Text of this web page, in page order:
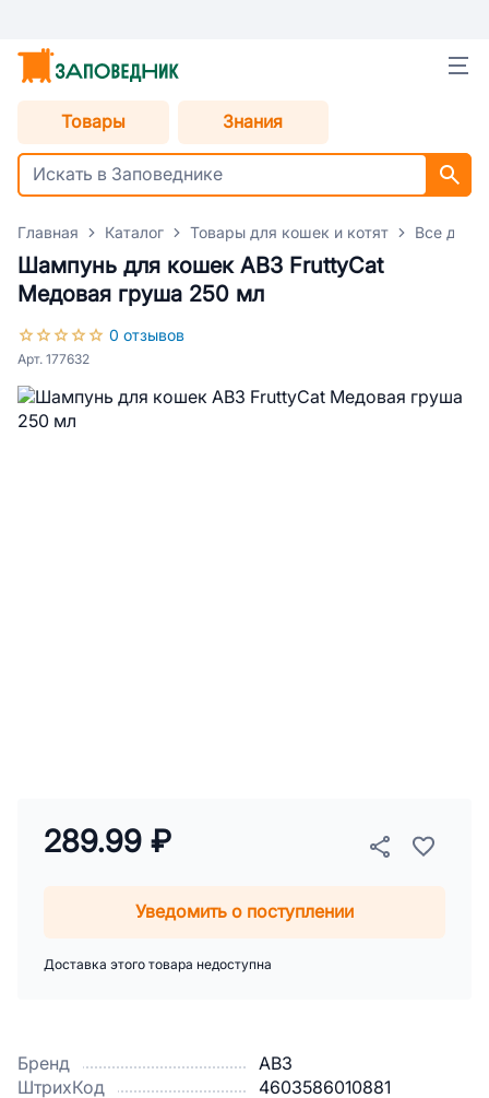
Товары Знания
Главная Каталог Товары для кошек и котят Все для
Шампунь для кошек АВЗ FruttyCat
Медовая груша 250 мл
0 отзывов
Арт. 177632
Бренд
АВЗ
ШтрихКод
4603586010881
289.99 ₽
Уведомить о поступлении
Доставка этого товара недоступна